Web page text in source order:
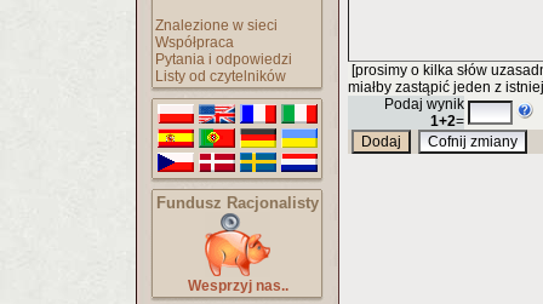
Znalezione w sieci
Współpraca
Pytania i odpowiedzi
Listy od czytelników
Fundusz Racjonalisty
Wesprzyj nas..
[prosimy o kilka słów
miałby zastąpić jeden z
Podaj wynik
1+2=